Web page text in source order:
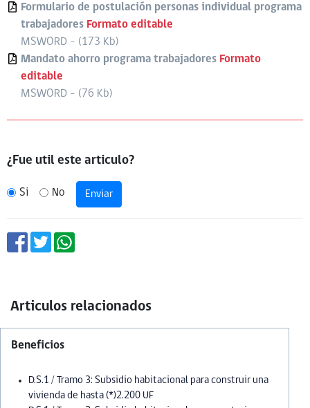
Formulario de postulación personas individual programa
trabajadores Formato editable
MSWORD - (173 Kb)
Mandato ahorro programa trabajadores Formato
editable
MSWORD - (76 Kb)
¿Fue util este articulo?
Si No Enviar
Articulos relacionados
Beneficios
D.S.1 / Tramo 3: Subsidio habitacional para construir una
vivienda de hasta (*)2.200 UF